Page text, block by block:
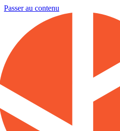
Passer au contenu